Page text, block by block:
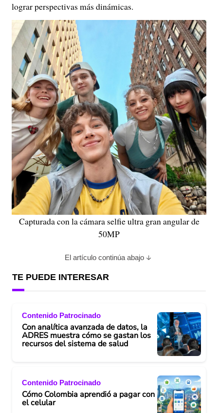
lograr perspectivas más dinámicas.
Capturada con la cámara selfie ultra gran angular de
50MP
El artículo continúa abajo
TE PUEDE INTERESAR
Contenido Patrocinado
Con analítica avanzada de datos, la
ADRES muestra cómo se gastan los
recursos del sistema de salud
Contenido Patrocinado
Cómo Colombia aprendió a pagar con
el celular